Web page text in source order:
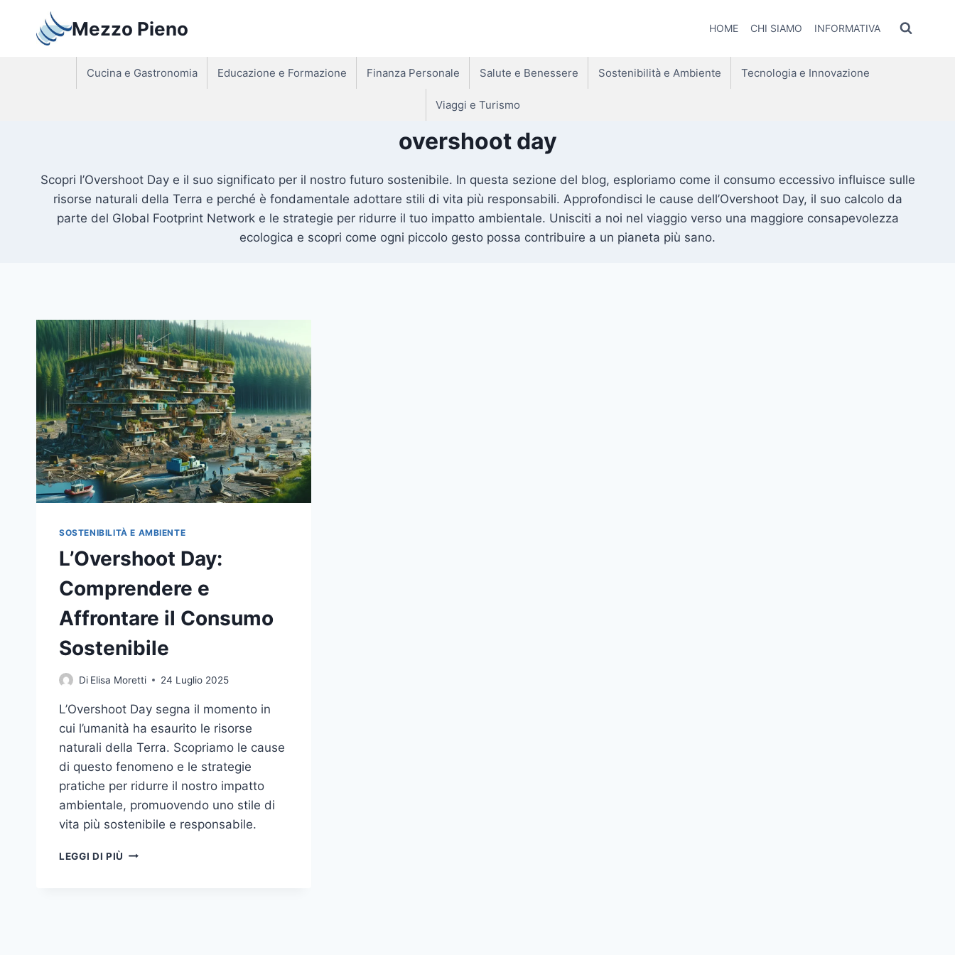
contenuto
Mezzo Pieno HOME CHI SIAMO INFORMATIVA
Cucina e Gastronomia Educazione e Formazione Finanza Personale Salute e Benessere Sostenibilità e Ambiente Tecnologia e Innovazione
Viaggi e Turismo
overshoot day
Scopri l’Overshoot Day e il suo significato per il nostro futuro sostenibile. In questa sezione del blog, esploriamo come il consumo eccessivo influisce sulle
risorse naturali della Terra e perché è fondamentale adottare stili di vita più responsabili. Approfondisci le cause dell’Overshoot Day, il suo calcolo da
parte del Global Footprint Network e le strategie per ridurre il tuo impatto ambientale. Unisciti a noi nel viaggio verso una maggiore consapevolezza
ecologica e scopri come ogni piccolo gesto possa contribuire a un pianeta più sano.
SOSTENIBILITÀ E AMBIENTE
L’Overshoot Day:
Comprendere e
Affrontare il Consumo
Sostenibile
Di Elisa Moretti 24 Luglio 2025
L’Overshoot Day segna il momento in
cui l’umanità ha esaurito le risorse
naturali della Terra. Scopriamo le cause
di questo fenomeno e le strategie
pratiche per ridurre il nostro impatto
ambientale, promuovendo uno stile di
vita più sostenibile e responsabile.
LEGGI DI PIÙ L’OVERSHOOT